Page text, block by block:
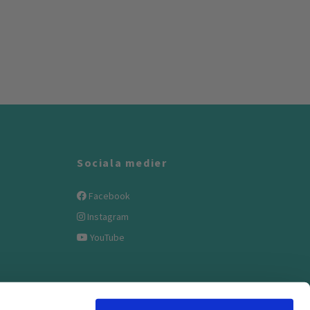
Sociala medier
Facebook
Instagram
YouTube